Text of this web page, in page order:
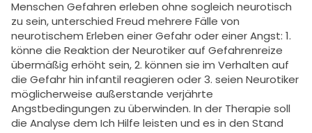
Menschen Gefahren erleben ohne sogleich neurotisch
zu sein, unterschied Freud mehrere Fälle von
neurotischem Erleben einer Gefahr oder einer Angst: 1.
könne die Reaktion der Neurotiker auf Gefahrenreize
übermäßig erhöht sein, 2. können sie im Verhalten auf
die Gefahr hin infantil reagieren oder 3. seien Neurotiker
möglicherweise außerstande verjährte
Angstbedingungen zu überwinden. In der Therapie soll
die Analyse dem Ich Hilfe leisten und es in den Stand